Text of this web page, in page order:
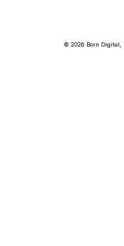
© 2026 Born Digital,